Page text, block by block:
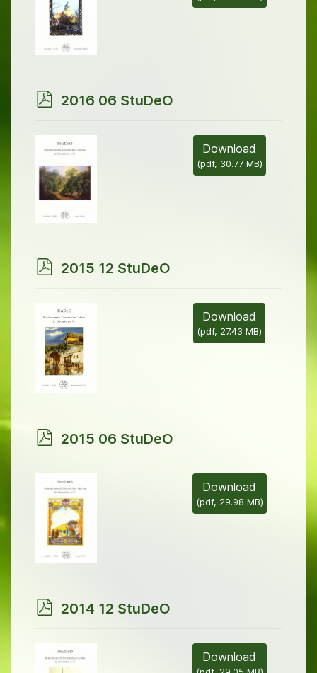
p
f
2016 06 StuDeO
Download
(pdf, 30.77 MB)
p2015 12 StuDeO
Download
(pdf, 27.43 MB)
p
f
2015 06 StuDeO
Download
(pdf, 29.98 MB)
p2014 12 StuDeO
Download